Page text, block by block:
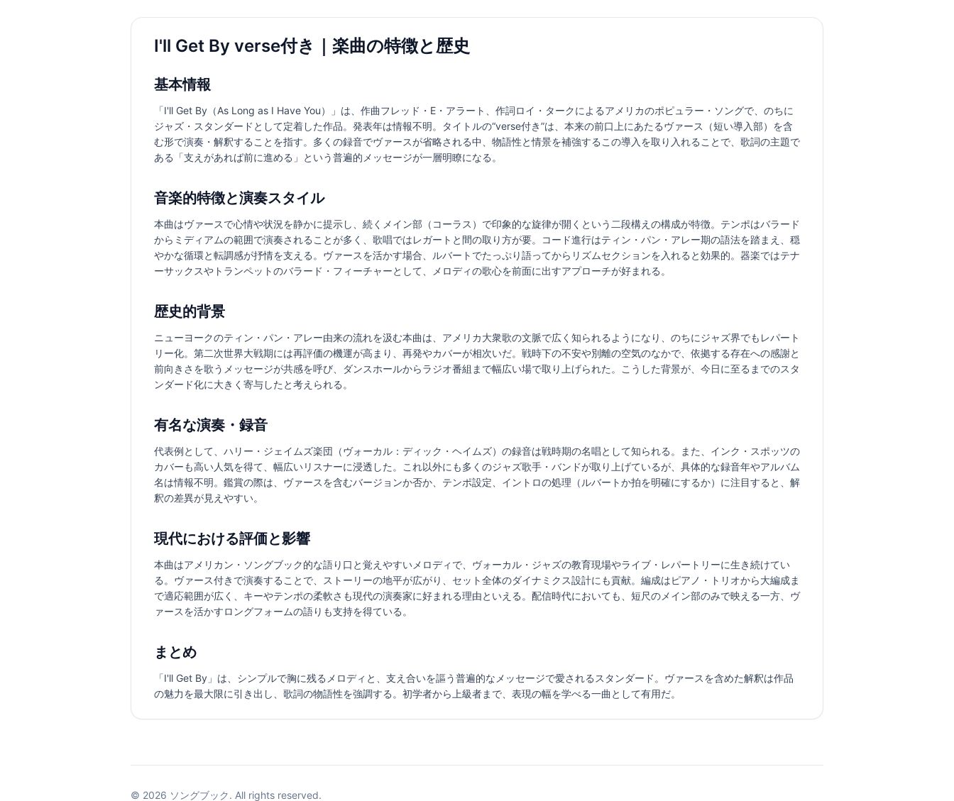
I'll Get By verse付き｜楽曲の特徴と歴史
基本情報
「I'll Get By（As Long as I Have You）」は、作曲フレッド・E・アラート、作詞ロイ・タークによるアメリカのポピュラー・ソングで、のちに
ジャズ・スタンダードとして定着した作品。発表年は情報不明。タイトルの“verse付き”は、本来の前口上にあたるヴァース（短い導入部）を含
む形で演奏・解釈することを指す。多くの録音でヴァースが省略される中、物語性と情景を補強するこの導入を取り入れることで、歌詞の主題で
ある「支えがあれば前に進める」という普遍的メッセージが一層明瞭になる。
音楽的特徴と演奏スタイル
本曲はヴァースで心情や状況を静かに提示し、続くメイン部（コーラス）で印象的な旋律が開くという二段構えの構成が特徴。テンポはバラード
からミディアムの範囲で演奏されることが多く、歌唱ではレガートと間の取り方が要。コード進行はティン・パン・アレー期の語法を踏まえ、穏
やかな循環と転調感が抒情を支える。ヴァースを活かす場合、ルバートでたっぷり語ってからリズムセクションを入れると効果的。器楽ではテナ
ーサックスやトランペットのバラード・フィーチャーとして、メロディの歌心を前面に出すアプローチが好まれる。
歴史的背景
ニューヨークのティン・パン・アレー由来の流れを汲む本曲は、アメリカ大衆歌の文脈で広く知られるようになり、のちにジャズ界でもレパート
リー化。第二次世界大戦期には再評価の機運が高まり、再発やカバーが相次いだ。戦時下の不安や別離の空気のなかで、依拠する存在への感謝と
前向きさを歌うメッセージが共感を呼び、ダンスホールからラジオ番組まで幅広い場で取り上げられた。こうした背景が、今日に至るまでのスタ
ンダード化に大きく寄与したと考えられる。
有名な演奏・録音
代表例として、ハリー・ジェイムズ楽団（ヴォーカル：ディック・ヘイムズ）の録音は戦時期の名唱として知られる。また、インク・スポッツの
カバーも高い人気を得て、幅広いリスナーに浸透した。これ以外にも多くのジャズ歌手・バンドが取り上げているが、具体的な録音年やアルバム
名は情報不明。鑑賞の際は、ヴァースを含むバージョンか否か、テンポ設定、イントロの処理（ルバートか拍を明確にするか）に注目すると、解
釈の差異が見えやすい。
現代における評価と影響
本曲はアメリカン・ソングブック的な語り口と覚えやすいメロディで、ヴォーカル・ジャズの教育現場やライブ・レパートリーに生き続けてい
る。ヴァース付きで演奏することで、ストーリーの地平が広がり、セット全体のダイナミクス設計にも貢献。編成はピアノ・トリオから大編成ま
で適応範囲が広く、キーやテンポの柔軟さも現代の演奏家に好まれる理由といえる。配信時代においても、短尺のメイン部のみで映える一方、ヴ
ァースを活かすロングフォームの語りも支持を得ている。
まとめ
「I'll Get By」は、シンプルで胸に残るメロディと、支え合いを謳う普遍的なメッセージで愛されるスタンダード。ヴァースを含めた解釈は作品
の魅力を最大限に引き出し、歌詞の物語性を強調する。初学者から上級者まで、表現の幅を学べる一曲として有用だ。
© 2026 ソングブック. All rights reserved.